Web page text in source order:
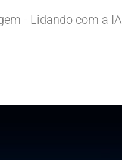
- Lidando com a IA